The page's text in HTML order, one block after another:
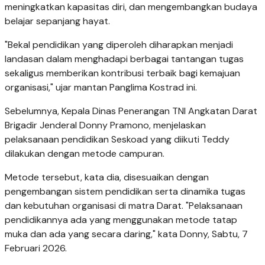
meningkatkan kapasitas diri, dan mengembangkan budaya
belajar sepanjang hayat.
"Bekal pendidikan yang diperoleh diharapkan menjadi
landasan dalam menghadapi berbagai tantangan tugas
sekaligus memberikan kontribusi terbaik bagi kemajuan
organisasi," ujar mantan Panglima Kostrad ini.
Sebelumnya, Kepala Dinas Penerangan TNI Angkatan Darat
Brigadir Jenderal Donny Pramono, menjelaskan
pelaksanaan pendidikan Seskoad yang diikuti Teddy
dilakukan dengan metode campuran.
Metode tersebut, kata dia, disesuaikan dengan
pengembangan sistem pendidikan serta dinamika tugas
dan kebutuhan organisasi di matra Darat. "Pelaksanaan
pendidikannya ada yang menggunakan metode tatap
muka dan ada yang secara daring," kata Donny, Sabtu, 7
Februari 2026.